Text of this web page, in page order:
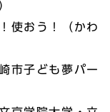
使おう！（かわ
市子ども夢パー